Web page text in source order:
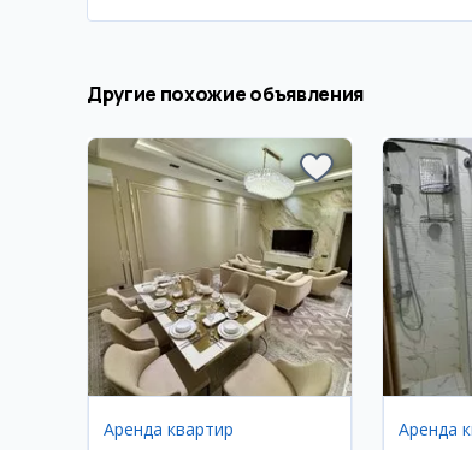
Другие похожие объявления
Аренда квартир Аренда